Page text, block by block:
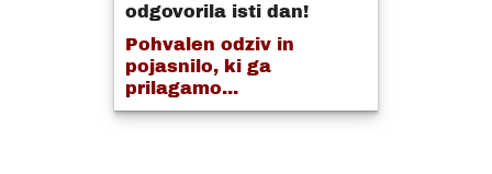
odgovorila isti dan!
Pohvalen odziv in
pojasnilo, ki ga
prilagamo...